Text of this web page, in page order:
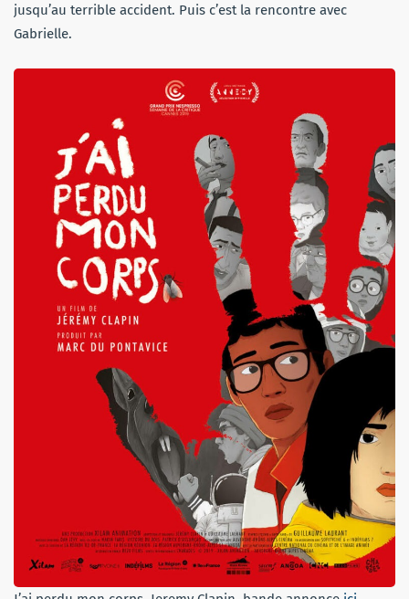
jusqu’au terrible accident. Puis c’est la rencontre avec
Gabrielle.